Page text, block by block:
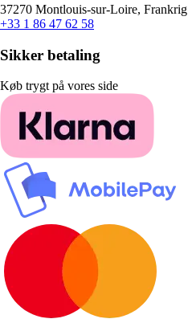
37270 Montlouis-sur-Loire, Frankrig
+33 1 86 47 62 58
Sikker betaling
Køb trygt på vores side